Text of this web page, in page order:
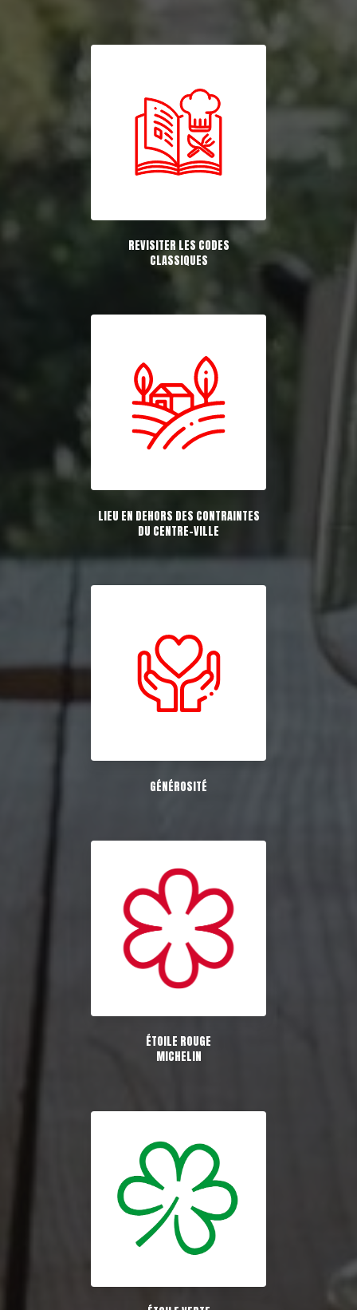
REVISITER LES CODES
CLASSIQUES
LIEU EN DEHORS DES CONTRAINTES
DU CENTRE-VILLE
GÉNÉROSITÉ
ÉTOILE ROUGE
MICHELIN